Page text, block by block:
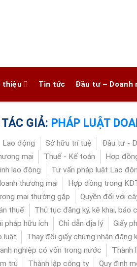
thiệu Tin tức Đầu tư – Doanh
GIẢ: PHÁP LUẬT
Lao động Sở hữu trí tuệ Đầu tư -
mại
Thuế - Kế toán Hợp
lao động
Tư vấn pháp luật Lao
thương mại
Hợp đồng trong
mại thường gặp
Quyền đối với
thuế
Thủ tục đăng ký, kê khai, báo
pháp hữu ích
Chỉ dẫn địa lý Giấy
luật
Thay đổi giấy chứng nhận đăng
nghiệp có vốn trong nước
Thành
trú
Thành lập công ty Quy định